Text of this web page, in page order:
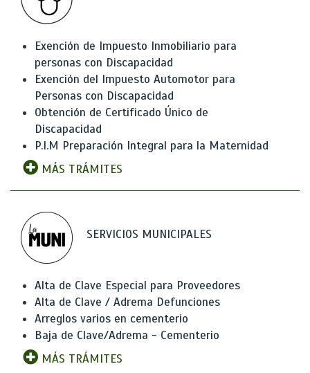
Exención de Impuesto Inmobiliario para
personas con Discapacidad
Exención del Impuesto Automotor para
Personas con Discapacidad
Obtención de Certificado Único de
Discapacidad
P.I.M Preparación Integral para la Maternidad
MÁS TRÁMITES
SERVICIOS MUNICIPALES
Alta de Clave Especial para Proveedores
Alta de Clave / Adrema Defunciones
Arreglos varios en cementerio
Baja de Clave/Adrema - Cementerio
MÁS TRÁMITES